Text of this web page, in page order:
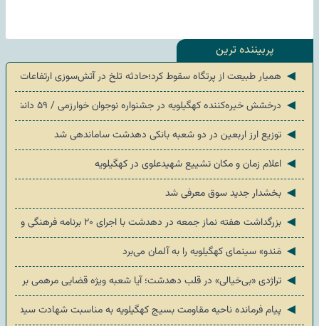
پربیننده ترین
◄ همیار طبیعت از پرتگاه سقوط کرد؛حادثه تلخ در آتش‌سوزی ارتفاعات
◄ درخشش خیره‌کننده کهگیلویه در جشنواره نوجوان خوارزمی / ۵۹ دانش‌آموز به مرحله کشوری رسیدند
◄ توزیع ارز اربعین در دو شعبه بانکی دهدشت ساماندهی شد
◄ اعلام زمان و مکان تشییع شهیدعلوی در کهگیلویه
◄ بخشدار جدید سوق معرفی شد
◄ بزرگداشت هفته نماز جمعه در دهدشت با اجرای ۲۰ برنامه فرهنگی و خدماتی
◄ مَندو» سینمای کهگیلویه را به آلمان می‌برد
◄ تراژدی «بی‌خیالی» در قلب دهدشت؛ آیا شعبه ویژه قضایی مرهمی بر
◄ پیام فرمانده ناحیه مقاومت بسیج کهگیلویه به مناسبت شهادت سید